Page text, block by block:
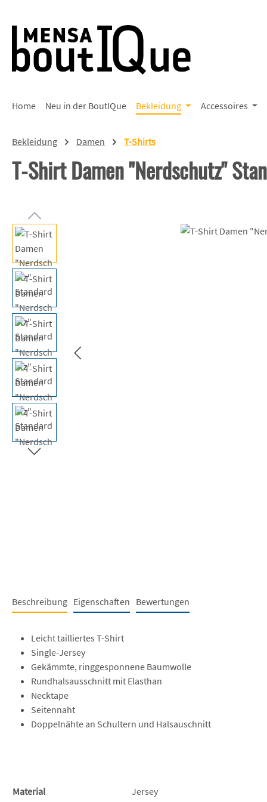
Home Neu in der BoutIQue Bekleidung Accessoires
Bekleidung Damen T-Shirts
T-Shirt Damen "Nerdschutz"
Bildergalerie überspringen
Beschreibung Eigenschaften Bewertungen
Leicht tailliertes T-Shirt
Single-Jersey
Gekämmte, ringgesponnene Baumwolle
Rundhalsausschnitt mit Elasthan
Necktape
Seitennaht
Doppelnähte an Schultern und Halsauschnitt
Material
Jersey